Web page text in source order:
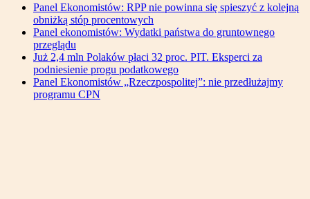
Panel Ekonomistów: RPP nie powinna się spieszyć z kolejną
obniżką stóp procentowych
Panel ekonomistów: Wydatki państwa do gruntownego
przeglądu
Już 2,4 mln Polaków płaci 32 proc. PIT. Eksperci za
podniesienie progu podatkowego
Panel Ekonomistów „Rzeczpospolitej”: nie przedłużajmy
programu CPN